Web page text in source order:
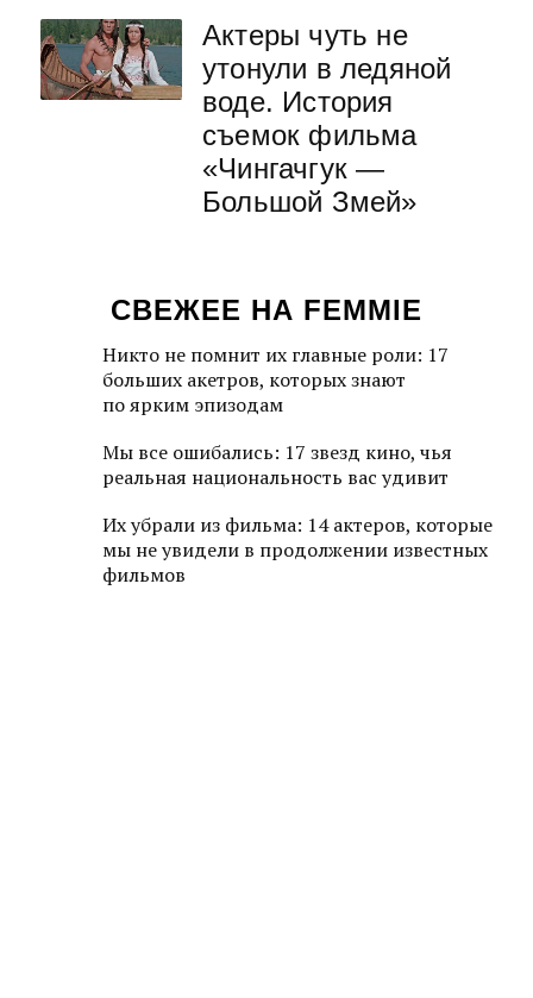
Актеры чуть не
утонули в ледяной
воде. История
съемок фильма
«Чингачгук —
Большой Змей»
СВЕЖЕЕ НА FEMMIE
Никто не помнит их главные роли: 17
больших акетров, которых знают
по ярким эпизодам
Мы все ошибались: 17 звезд кино, чья
реальная национальность вас удивит
Их убрали из фильма: 14 актеров, которые
мы не увидели в продолжении известных
фильмов